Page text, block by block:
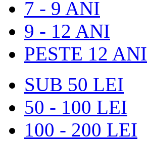
7 - 9 ANI
9 - 12 ANI
PESTE 12 ANI
SUB 50 LEI
50 - 100 LEI
100 - 200 LEI